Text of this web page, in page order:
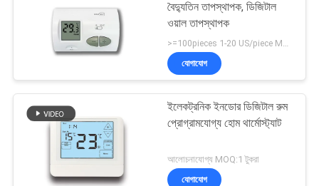
বৈদ্যুতিন তাপস্থাপক, ডিজিটাল
ওয়াল তাপস্থাপক
যোগাযোগ
ইলেকট্রনিক ইনডোর ডিজিটাল রুম
প্রোগ্রামযোগ্য হোম থার্মোস্ট্যাট
আলোচনাযোগ্য MOQ:1 টুকরা
যোগাযোগ